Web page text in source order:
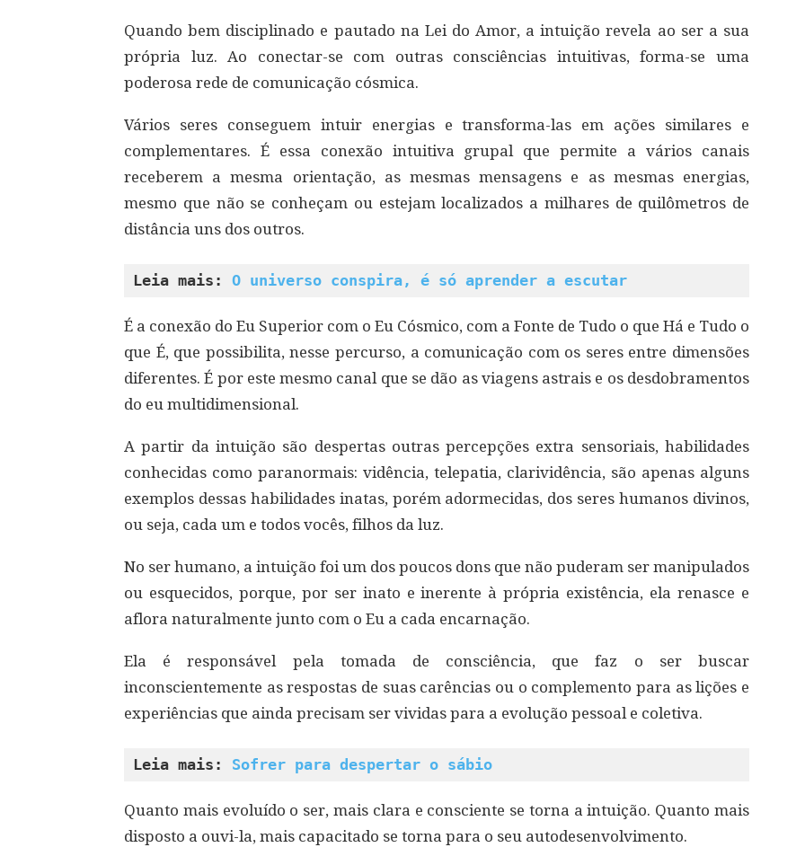
Quando bem disciplinado e pautado na Lei do Amor, a intuição revela ao ser a sua
própria luz. Ao conectar-se com outras consciências intuitivas, forma-se uma
poderosa rede de comunicação cósmica.
Vários seres conseguem intuir energias e transforma-las em ações similares e
complementares. É essa conexão intuitiva grupal que permite a vários canais
receberem a mesma orientação, as mesmas mensagens e as mesmas energias,
mesmo que não se conheçam ou estejam localizados a milhares de quilômetros de
distância uns dos outros.
Leia mais: O universo conspira, é só aprender a escutar
É a conexão do Eu Superior com o Eu Cósmico, com a Fonte de Tudo o que Há e Tudo o
que É, que possibilita, nesse percurso, a comunicação com os seres entre dimensões
diferentes. É por este mesmo canal que se dão as viagens astrais e os desdobramentos
do eu multidimensional.
A partir da intuição são despertas outras percepções extra sensoriais, habilidades
conhecidas como paranormais: vidência, telepatia, clarividência, são apenas alguns
exemplos dessas habilidades inatas, porém adormecidas, dos seres humanos divinos,
ou seja, cada um e todos vocês, filhos da luz.
No ser humano, a intuição foi um dos poucos dons que não puderam ser manipulados
ou esquecidos, porque, por ser inato e inerente à própria existência, ela renasce e
aflora naturalmente junto com o Eu a cada encarnação.
Ela é responsável pela tomada de consciência, que faz o ser buscar
inconscientemente as respostas de suas carências ou o complemento para as lições e
experiências que ainda precisam ser vividas para a evolução pessoal e coletiva.
Leia mais: Sofrer para despertar o sábio
Quanto mais evoluído o ser, mais clara e consciente se torna a intuição. Quanto mais
disposto a ouvi-la, mais capacitado se torna para o seu autodesenvolvimento.